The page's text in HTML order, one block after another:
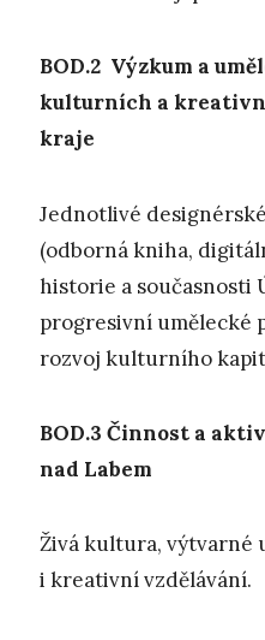
BOD.2 Výzkum a
kulturních a
kraje
Jednotlivé
(odborná kniha,
historie a současnosti
progresivní umělecké
rozvoj kulturního
BOD.3 Činnost a
nad Labem
Živá kultura, výtvarné
i kreativní vzdělávání.